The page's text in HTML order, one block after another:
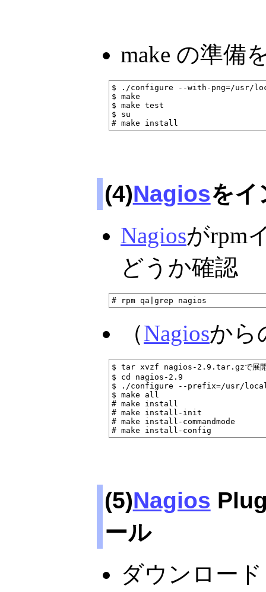
make の準備
$ ./configure --with-png=/usr/
$ make
$ make test
$ su
(4)Nagiosをイ
Nagiosがrpm
どうか確認
（Nagiosから
$ tar xvzf nagios-2.9.tar.gzで展
$ cd nagios-2.9
$ ./configure --prefix=/usr/local/
$ make all
# make install
# make install-init
# make install-commandmode
(5)Nagios
ール
ダウンロー